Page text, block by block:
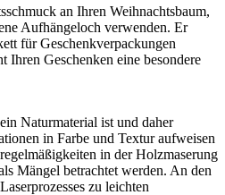
an Ihren Weihnachtsbaum,
Aufhängeloch verwenden. Er
für Geschenkverpackungen
Ihren Geschenken eine besondere
Naturmaterial ist und daher
in Farbe und Textur aufweisen
in der Holzmaserung
Mängel betrachtet werden. An den
zu leichten